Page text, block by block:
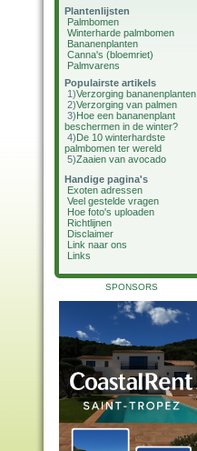
Plantenlijsten
Palmbomen
Winterharde palmbomen
Bananenplanten
Canna's (bloemriet)
Palmvarens
Populairste artikels
1)Verzorging bananenplanten
2)Verzorging van palmen
3)Hoe een bananenplant
beschermen in de winter?
4)De 10 winterhardste
palmbomen ter wereld
5)Zaaien van avocado
Handige pagina's
Exoten adressen
Veel gestelde vragen
Hoe foto's uploaden
Richtlijnen
Disclaimer
Link naar ons
Links
SPONSORS